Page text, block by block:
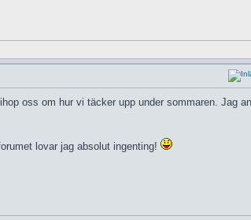
oss om hur vi täcker upp under sommaren. Jag
lovar jag absolut ingenting!